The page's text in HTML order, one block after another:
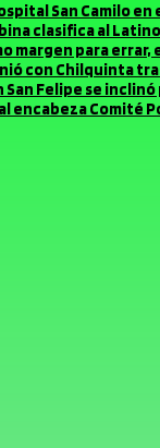
San Camilo en
clasifica al
margen para
con Chilquinta
San Felipe se
encabeza Comité